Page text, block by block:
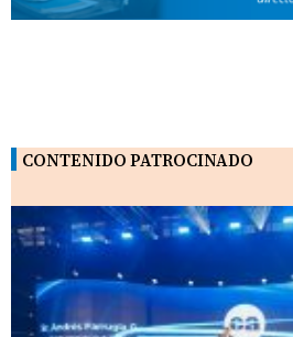
CONTENIDO PATROCINADO